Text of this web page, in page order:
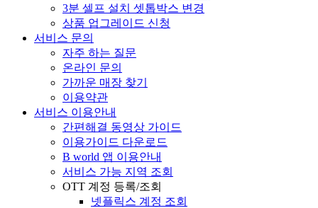
3분 셀프 설치 셋톱박스 변경
상품 업그레이드 신청
서비스 문의
자주 하는 질문
온라인 문의
가까운 매장 찾기
이용약관
서비스 이용안내
간편해결 동영상 가이드
이용가이드 다운로드
B world 앱 이용안내
서비스 가능 지역 조회
OTT 계정 등록/조회
넷플릭스 계정 조회